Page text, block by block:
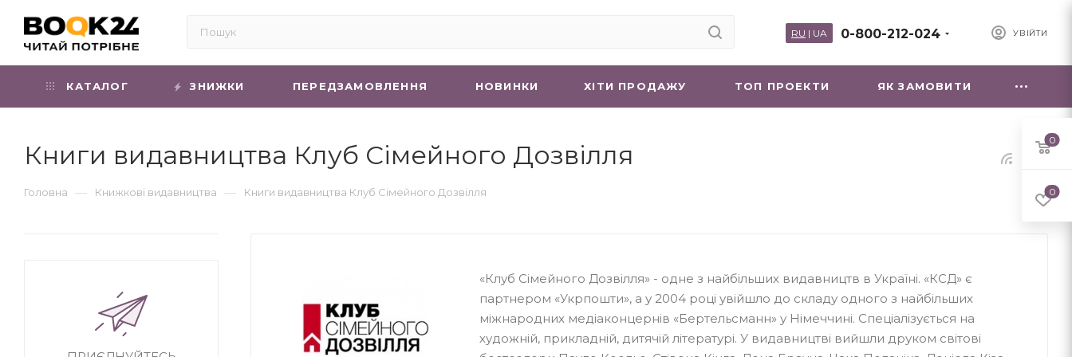
УВІЙТИ
0-800-212-024
RU | UA
КАТАЛОГ ЗНИЖКИ ПЕРЕДЗАМОВЛЕННЯ НОВИНКИ ХIТИ ПРОДАЖУ ТОП ПРОЕКТИ ЯК ЗАМОВИТИ
Книги видавництва Клуб Сімейного Дозвілля
Головна — Книжкові видавництва — Книги видавництва Клуб Сімейного Дозвілля
«Клуб Сімейного Дозвілля» - одне з найбільших видавництв в Україні. «КСД» є
партнером «Укрпошти», а у 2004 році увійшло до складу одного з найбільших
міжнародних медіаконцернів «Бертельсманн» у Німеччині. Спеціалізується на
художній, прикладній, дитячій літературі. У видавництві вийшли друком світові
0
0